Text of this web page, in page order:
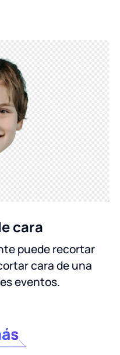
cara
puede recortar
cara de una
eventos.